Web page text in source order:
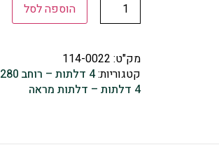
הוספה לסל
מק"ט: 114-0022
קטגוריות:4 דלתות – רוחב 280
4 דלתות – דלתות מראה